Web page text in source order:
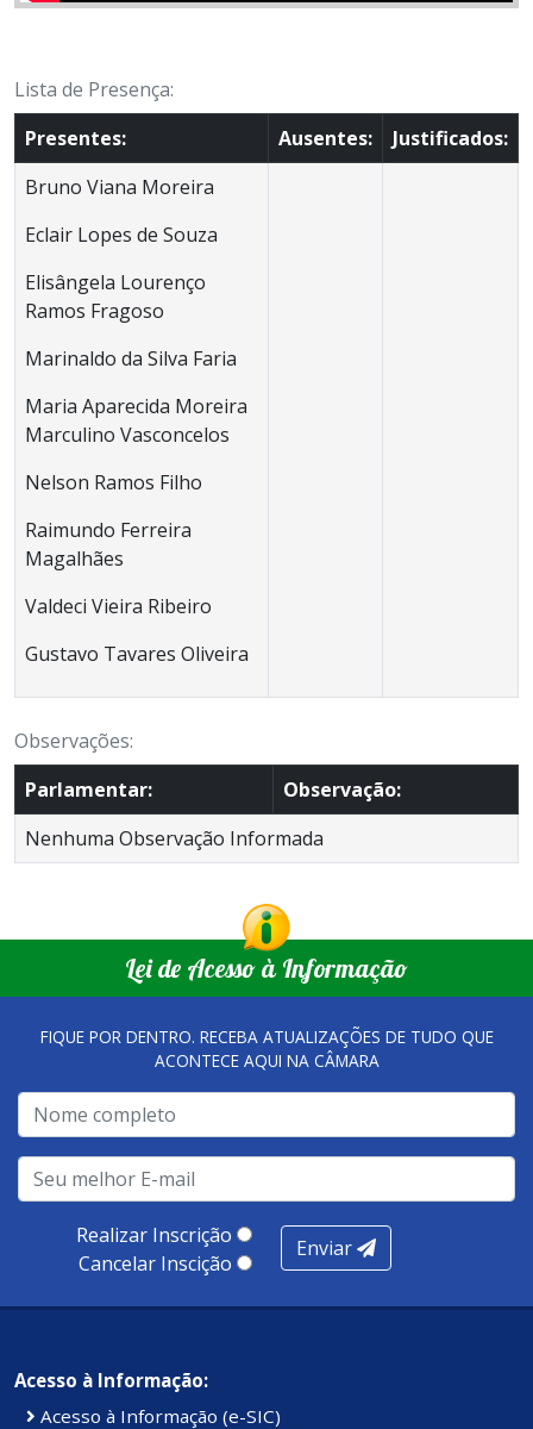
Lista de Presença:
Presentes:
Ausentes:
Justificados:
Bruno Viana Moreira
Eclair Lopes de Souza
Elisângela Lourenço
Ramos Fragoso
Marinaldo da Silva Faria
Maria Aparecida Moreira
Marculino Vasconcelos
Nelson Ramos Filho
Raimundo Ferreira
Magalhães
Valdeci Vieira Ribeiro
Gustavo Tavares Oliveira
Observações:
Parlamentar:
Observação:
Nenhuma Observação Informada
Lei de Acesso à Informação
FIQUE POR DENTRO. RECEBA ATUALIZAÇÕES DE TUDO QUE
ACONTECE AQUI NA CÂMARA
Realizar Inscrição
Cancelar Inscição
Enviar
Acesso à Informação:
Acesso à Informação (e-SIC)